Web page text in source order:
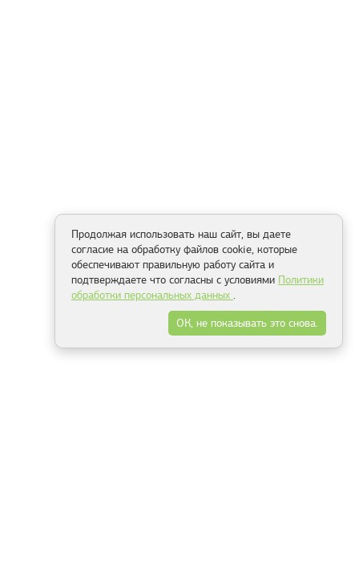
Продолжая использовать наш сайт, вы даете
согласие на обработку файлов cookie, которые
обеспечивают правильную работу сайта и
подтверждаете что согласны с условиями Политики
обработки персональных данных .
ОК, не показывать это снова.